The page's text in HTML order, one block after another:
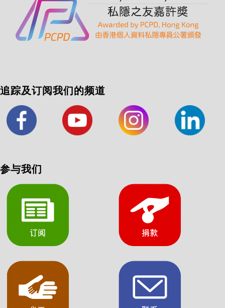
追踪及订阅我们的频道
参与我们